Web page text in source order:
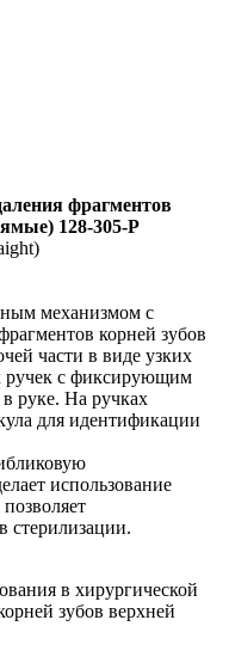
фрагментов
128-305-P
механизмом с
корней зубов
части в виде узких
ручек с фиксирующим
руке. На ручках
для идентификации
использование
стерилизации.
в хирургической
зубов верхней